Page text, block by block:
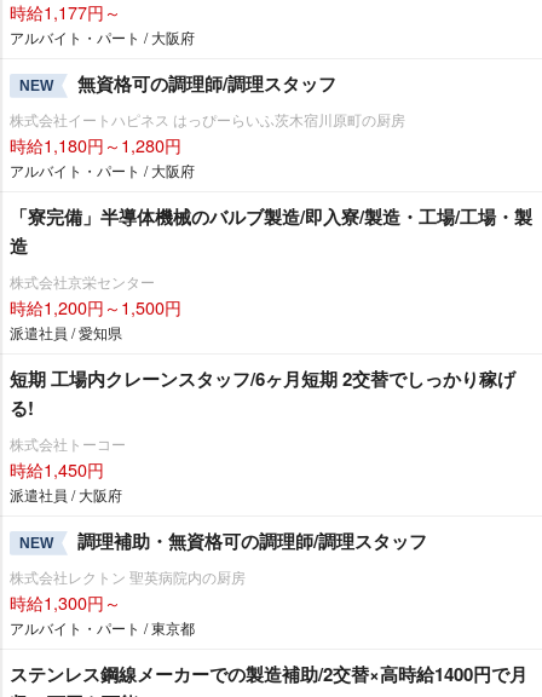
時給1,177円～
アルバイト・パート / 大阪府
NEW 無資格可の調理師/調理スタッフ
株式会社イートハピネス はっぴーらいふ茨木宿川原町の厨房
時給1,180円～1,280円
アルバイト・パート / 大阪府
「寮完備」半導体機械のバルブ製造/即入寮/製造・工場/工場・製
造
株式会社京栄センター
時給1,200円～1,500円
派遣社員 / 愛知県
短期 工場内クレーンスタッフ/6ヶ月短期 2交替でしっかり稼げ
る!
株式会社トーコー
時給1,450円
派遣社員 / 大阪府
NEW 調理補助・無資格可の調理師/調理スタッフ
株式会社レクトン 聖英病院内の厨房
時給1,300円～
アルバイト・パート / 東京都
ステンレス鋼線メーカーでの製造補助/2交替×高時給1400円で月